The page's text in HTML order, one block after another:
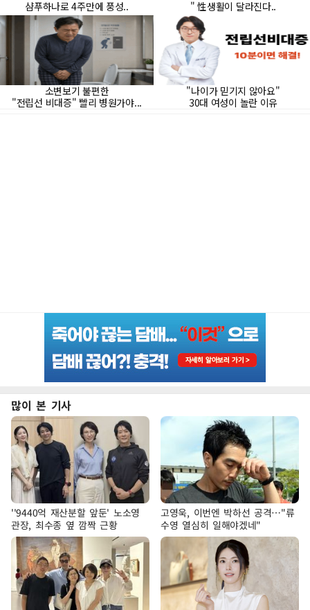
많이 본 기사
''9440억 재산분할 앞둔' 노소영
관장, 최수종 옆 깜짝 근황
고영욱, 이번엔 박하선 공격…"류
수영 열심히 일해야겠네"